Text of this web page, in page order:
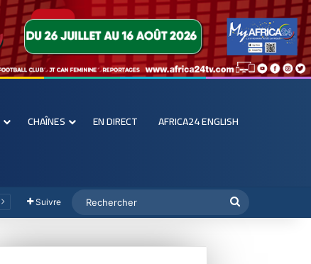
CHAÎNES EN DIRECT AFRICA24 ENGLISH
Suivre